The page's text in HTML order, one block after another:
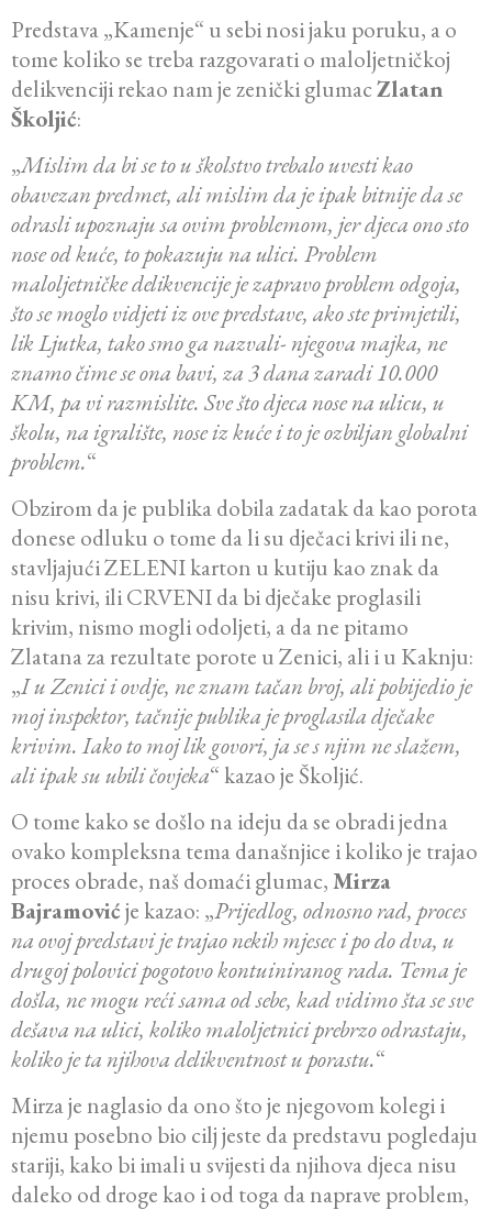
Predstava „Kamenje“ u sebi nosi jaku poruku, a o
tome koliko se treba razgovarati o maloljetničkoj
delikvenciji rekao nam je zenički glumacZlatan
Školjić:
„Mislim da bi se to u školstvo trebalo uvesti kao
obavezan predmet, ali mislim da je ipak bitnije da se
odrasli upoznaju sa ovim problemom, jer djeca ono sto
nose od kuće, to pokazuju na ulici. Problem
maloljetničke delikvencije je zapravo problem odgoja,
što se moglo vidjeti iz ove predstave, ako ste primjetili,
lik Ljutka, tako smo ga nazvali- njegova majka, ne
znamo čime se ona bavi, za 3 dana zaradi 10.000
KM, pa vi razmislite. Sve što djeca nose na ulicu, u
školu, na igralište, nose iz kuće i to je ozbiljan globalni
problem.“
Obzirom da je publika dobila zadatak da kao porota
donese odluku o tome da li su dječaci krivi ili ne,
stavljajući ZELENI karton u kutiju kao znak da
nisu krivi, ili CRVENI da bi dječake proglasili
krivim, nismo mogli odoljeti, a da ne pitamo
Zlatana za rezultate porote u Zenici, ali i u Kaknju:
„I u Zenici i ovdje, ne znam tačan broj, ali pobijedio je
moj inspektor, tačnije publika je proglasila dječake
krivim. Iako to moj lik govori, ja se s njim ne slažem,
ali ipak su ubili čovjeka“ kazao je Školjić.
O tome kako se došlo na ideju da se obradi jedna
ovako kompleksna tema današnjice i koliko je trajao
proces obrade, naš domaći glumac,Mirza
Bajramovićje kazao: „Prijedlog, odnosno rad, proces
na ovoj predstavi je trajao nekih mjesec i po do dva, u
drugoj polovici pogotovo kontuiniranog rada. Tema je
došla, ne mogu reći sama od sebe, kad vidimo šta se sve
dešava na ulici, koliko maloljetnici prebrzo odrastaju,
koliko je ta njihova delikventnost u porastu.“
Mirza je naglasio da ono što je njegovom kolegi i
njemu posebno bio cilj jeste da predstavu pogledaju
stariji, kako bi imali u svijesti da njihova djeca nisu
daleko od droge kao i od toga da naprave problem,